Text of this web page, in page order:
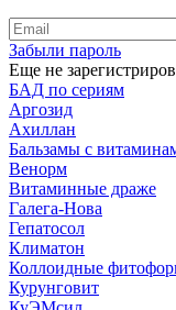
Забыли пароль
Еще не
БАД по сериям
Аргозид
Ахиллан
Бальзамы с
Венорм
Витаминные драже
Галега-Нова
Гепатосол
Климатон
Коллоидные
Курунговит